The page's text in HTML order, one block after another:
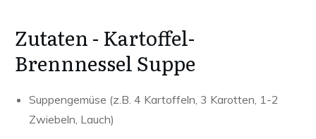
Zutaten - Kartoffel-
Brennnessel Suppe
Suppengemüse (z.B. 4 Kartoffeln, 3 Karotten, 1-2
Zwiebeln, Lauch)